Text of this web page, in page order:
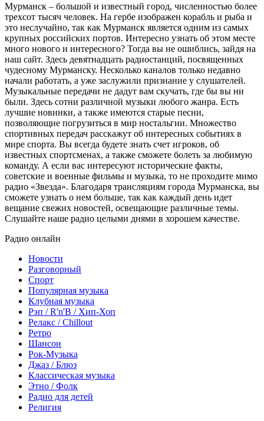
Мурманск – большой и известный город, численностью более
трехсот тысяч человек. На гербе изображен корабль и рыба и
это неслучайно, так как Мурманск является одним из самых
крупных российских портов. Интересно узнать об этом месте
много нового и интересного? Тогда вы не ошиблись, зайдя на
наш сайт. Здесь девятнадцать радиостанций, посвященных
чудесному Мурманску. Несколько каналов только недавно
начали работать, а уже заслужили признание у слушателей.
Музыкальные передачи не дадут вам скучать, где бы вы ни
были. Здесь сотни различной музыки любого жанра. Есть
лучшие новинки, а также имеются старые песни,
позволяющие погрузиться в мир ностальгии. Множество
спортивных передач расскажут об интересных событиях в
мире спорта. Вы всегда будете знать счет игроков, об
известных спортсменах, а также сможете болеть за любимую
команду. А если вас интересуют исторические факты,
советские и военные фильмы и музыка, то не проходите мимо
радио «Звезда». Благодаря трансляциям города Мурманска, вы
сможете узнать о нем больше, так как каждый день идет
вещание свежих новостей, освещающие различные темы.
Слушайте наше радио целыми днями в хорошем качестве.
Радио онлайн
Новости
Разговорный
Спорт
Популярная музыка
Клубная музыка
Рэп / R'n'B / Хип-Хоп
Релакс / Chillout
Ретро
Шансон
Рок-Музыка
Джаз / Блюз
Классическая музыка
Этно / Фолк
Радио для детей
Религия